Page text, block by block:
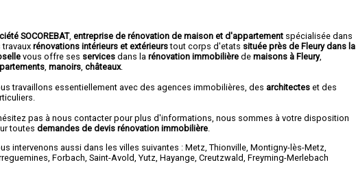
SOCOREBAT,entreprise de rénovation de maison et d'appartement spécialisée dans
travauxrénovations intérieurs et extérieurstout corps d'etats située près de Fleury dans la
vous offre ses services dans larénovation immobilière demaisons à Fleury,
,manoirs ,châteaux.
travaillons essentiellement avec des agences immobilières, des architectes et des
pas à nous contacter pour plus d'informations, nous sommes à votre disposition
toutesdemandes de devis rénovation immobilière
intervenons aussi dans les villes suivantes :Metz ,Thionville ,Montigny-lès-Metz
,Forbach ,Saint-Avold ,Yutz ,Hayange ,Creutzwald ,Freyming-Merlebach